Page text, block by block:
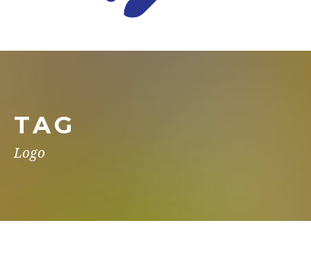
TAG
Logo